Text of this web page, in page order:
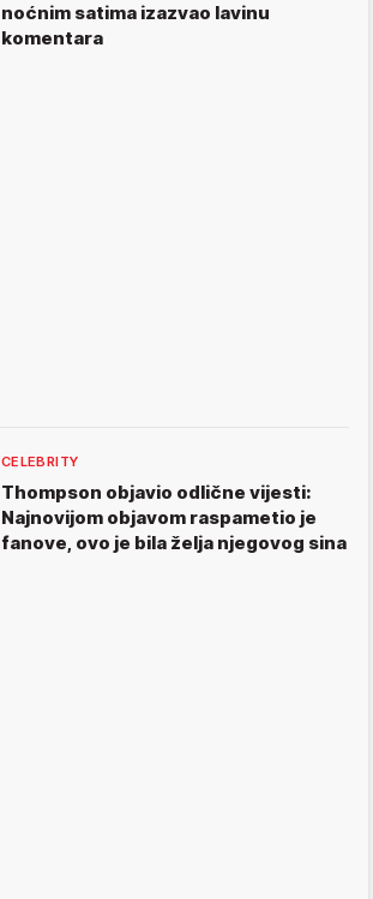
noćnim satima izazvao lavinu
komentara
CELEBRITY
Thompson objavio odlične vijesti:
Najnovijom objavom raspametio je
fanove, ovo je bila želja njegovog sina